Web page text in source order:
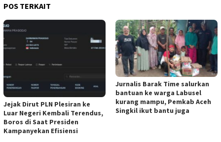
POS TERKAIT
Jejak Dirut PLN Plesiran ke
Luar Negeri Kembali Terendus,
Boros di Saat Presiden
Kampanyekan Efisiensi
Jurnalis Barak Time salurkan
bantuan ke warga Labusel
kurang mampu, Pemkab Aceh
Singkil ikut bantu juga